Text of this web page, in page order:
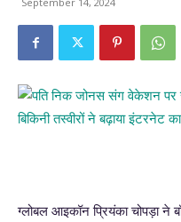
ग्लोबल आइकॉन प्रियंका चोपड़ा ने